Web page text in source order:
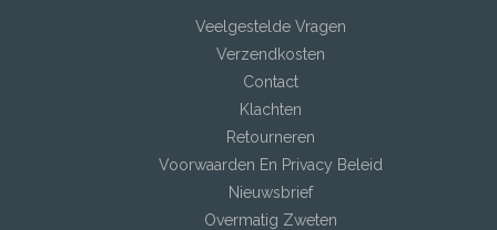
Veelgestelde Vragen
Verzendkosten
Contact
Klachten
Retourneren
Voorwaarden En Privacy Beleid
Nieuwsbrief
Overmatig Zweten